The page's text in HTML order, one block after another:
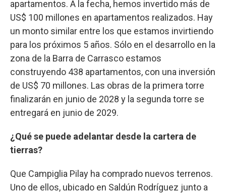
apartamentos. A la fecha, hemos invertido más de
US$ 100 millones en apartamentos realizados. Hay
un monto similar entre los que estamos invirtiendo
para los próximos 5 años. Sólo en el desarrollo en la
zona de la Barra de Carrasco estamos
construyendo 438 apartamentos, con una inversión
de US$ 70 millones. Las obras de la primera torre
finalizarán en junio de 2028 y la segunda torre se
entregará en junio de 2029.
¿Qué se puede adelantar desde la cartera de
tierras?
Que Campiglia Pilay ha comprado nuevos terrenos.
Uno de ellos, ubicado en Saldún Rodríguez junto a